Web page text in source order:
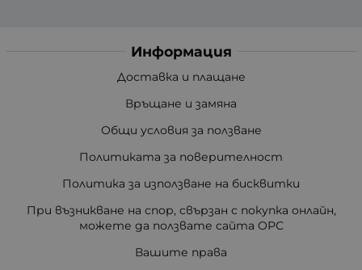
Информация
Доставка и плащане
Връщане и замяна
Общи условия за ползване
Политиката за поверителност
Политика за използване на бисквитки
При възникване на спор, свързан с покупка онлайн,
можете да ползвате сайта ОРС
Вашите права